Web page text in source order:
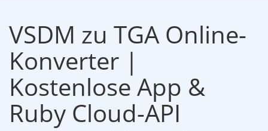
VSDM zu TGA Online-
Konverter |
Kostenlose App &
Ruby Cloud-API